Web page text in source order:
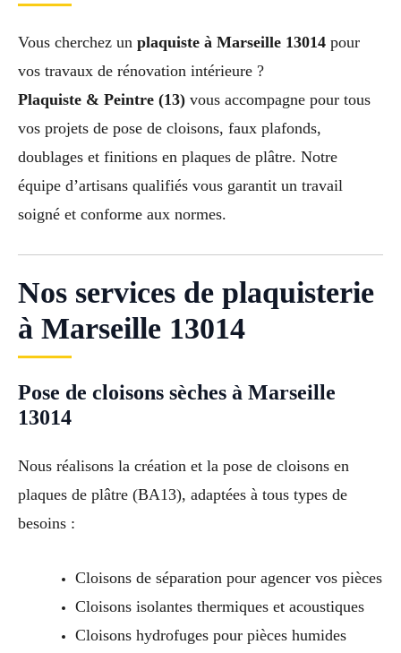
Vous cherchez un plaquiste à Marseille 13014 pour
vos travaux de rénovation intérieure ?
Plaquiste & Peintre (13) vous accompagne pour tous
vos projets de pose de cloisons, faux plafonds,
doublages et finitions en plaques de plâtre. Notre
équipe d’artisans qualifiés vous garantit un travail
soigné et conforme aux normes.
Nos services de plaquisterie
à Marseille 13014
Pose de cloisons sèches à Marseille
13014
Nous réalisons la création et la pose de cloisons en
plaques de plâtre (BA13), adaptées à tous types de
besoins :
Cloisons de séparation pour agencer vos pièces
Cloisons isolantes thermiques et acoustiques
Cloisons hydrofuges pour pièces humides